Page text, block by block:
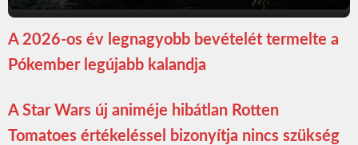
A 2026-os év legnagyobb bevételét termelte a
Pókember legújabb kalandja
A Star Wars új animéje hibátlan Rotten
Tomatoes értékeléssel bizonyítja nincs szükség